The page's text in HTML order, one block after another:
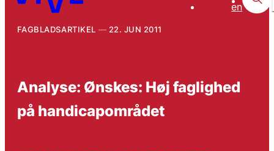
en
FAGBLADSARTIKEL 22. JUN 2011
Analyse: Ønskes: Høj faglighed
på handicapområdet